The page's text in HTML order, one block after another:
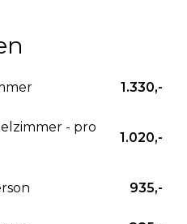
1.330,-
- pro
1.020,-
935,-